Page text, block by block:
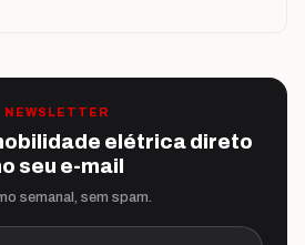
NEWSLETTER
elétrica direto
seu e-mail
semanal, sem spam.